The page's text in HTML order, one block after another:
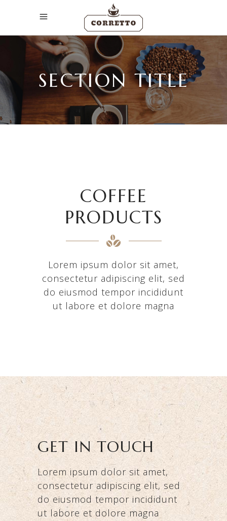
SECTION TITLE
COFFEE
PRODUCTS
Lorem ipsum dolor sit amet,
consectetur adipiscing elit, sed
do eiusmod tempor incididunt
ut labore et dolore magna
GET IN TOUCH
Lorem ipsum dolor sit amet,
consectetur adipiscing elit, sed
do eiusmod tempor incididunt
ut labore et dolore magna